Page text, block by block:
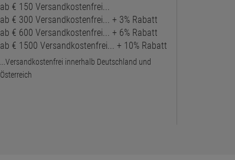
ab € 150 Versandkostenfrei...
ab € 300 Versandkostenfrei... + 3% Rabatt
ab € 600 Versandkostenfrei... + 6% Rabatt
ab € 1500 Versandkostenfrei... + 10% Rabatt
...Versandkostenfrei innerhalb Deutschland und
Österreich